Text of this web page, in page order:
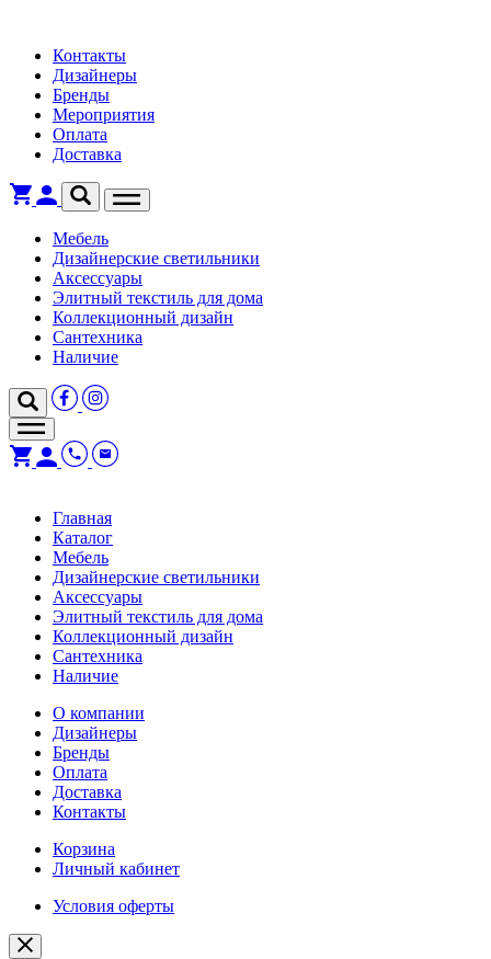
Контакты
Дизайнеры
Бренды
Мероприятия
Оплата
Доставка
Мебель
Дизайнерские светильники
Аксессуары
Элитный текстиль для дома
Коллекционный дизайн
Сантехника
Наличие
Главная
Каталог
Мебель
Дизайнерские светильники
Аксессуары
Элитный текстиль для дома
Коллекционный дизайн
Сантехника
Наличие
О компании
Дизайнеры
Бренды
Оплата
Доставка
Контакты
Корзина
Личный кабинет
Условия оферты